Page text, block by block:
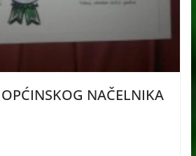
NAČELNIKA